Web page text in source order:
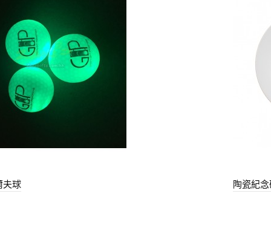
夫球 陶瓷紀